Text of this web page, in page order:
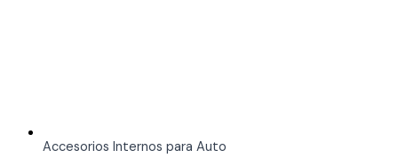
Accesorios Internos para Auto